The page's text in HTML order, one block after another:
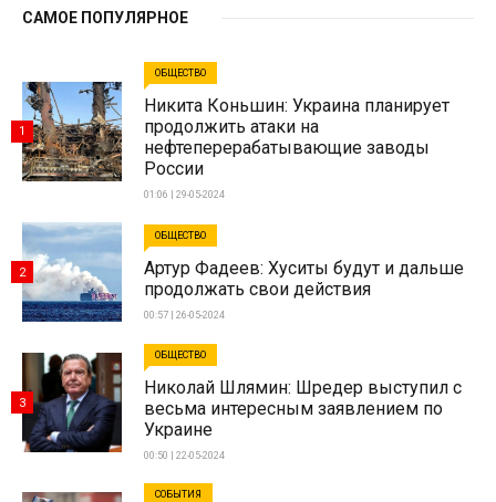
САМОЕ ПОПУЛЯРНОЕ
ОБЩЕСТВО
Никита Коньшин: Украина планирует
продолжить атаки на
нефтеперерабатывающие заводы
России
01:06 | 29-05-2024
1
ОБЩЕСТВО
Артур Фадеев: Хуситы будут и дальше
продолжать свои действия
00:57 | 26-05-2024
2
ОБЩЕСТВО
Николай Шлямин: Шредер выступил с
весьма интересным заявлением по
Украине
00:50 | 22-05-2024
3
СОБЫТИЯ